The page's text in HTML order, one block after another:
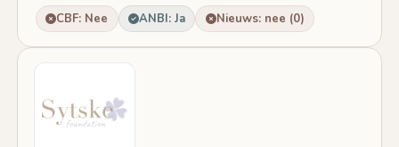
CBF: Nee ANBI: Ja Nieuws: nee (0)